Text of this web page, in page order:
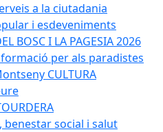
a la ciutadania
i esdeveniments
BOSC I LA PAGESIA 2026
per als paradistes
CULTURA
benestar social i salut